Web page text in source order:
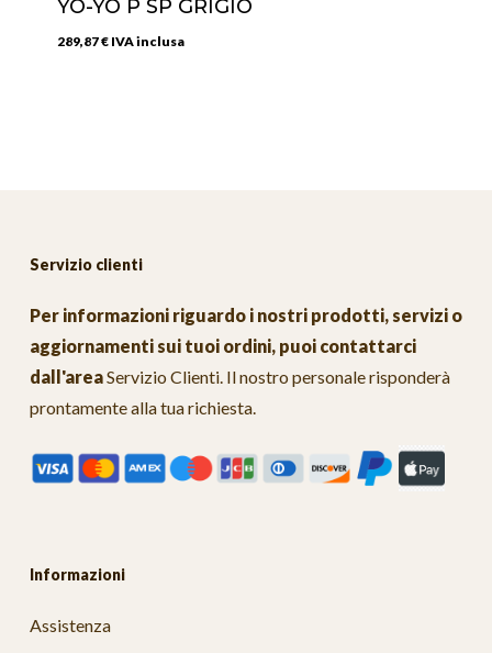
YO-YO P SP GRIGIO
289,87€ IVA inclusa
Servizio clienti
Per informazioni riguardo i nostri prodotti, servizi o
aggiornamenti sui tuoi ordini, puoi contattarci
dall'areaServizio Clienti. Il nostro personale risponderà
prontamente alla tua richiesta.
Informazioni
Assistenza